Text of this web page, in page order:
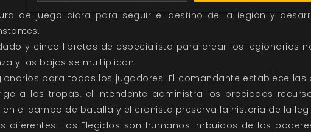
de juego clara para seguir el destino de la legión y
y cinco libretos de especialista para crear los legionarios
y las bajas se multiplican.
para todos los jugadores. El comandante establece las
a las tropas, el intendente administra los preciados
el campo de batalla y el cronista preserva la historia de la
diferentes. Los Elegidos son humanos imbuidos de los